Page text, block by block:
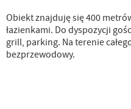
Obiekt znajduję się 400
łazienkami. Do dyspozycji
grill, parking. Na terenie
bezprzewodowy.